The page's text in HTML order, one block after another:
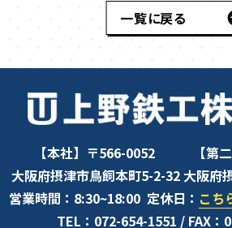
一覧に戻る
【本社】〒566-0052
大阪府摂津市鳥飼本町5-2-32
【第
大阪府
営業時間：8:30~18:00 定休日： こち
TEL：072-654-1551 / FAX：